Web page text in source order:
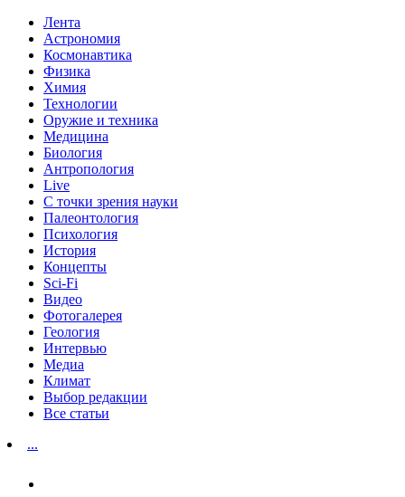
Лента
Астрономия
Космонавтика
Физика
Химия
Технологии
Оружие и техника
Медицина
Биология
Антропология
Live
С точки зрения науки
Палеонтология
Психология
История
Концепты
Sci-Fi
Видео
Фотогалерея
Геология
Интервью
Медиа
Климат
Выбор редакции
Все статьи
...